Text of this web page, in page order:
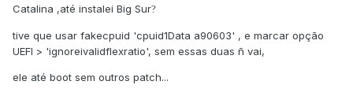
Catalina ,até instalei Big Sur?
tive que usar fakecpuid 'cpuid1Data a90603' , e marcar opção
UEFI > 'ignoreivalidflexratio', sem essas duas ñ vai,
ele até boot sem outros patch...